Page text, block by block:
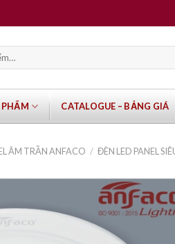
CATALOGUE – BẢNG GIÁ
ÂM TRẦN ANFACO / ĐÈN LED PANEL